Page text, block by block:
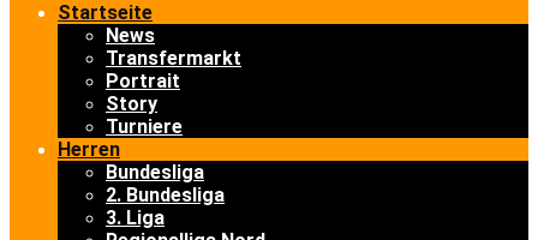
Startseite
News
Transfermarkt
Portrait
Story
Turniere
Herren
Bundesliga
2. Bundesliga
3. Liga